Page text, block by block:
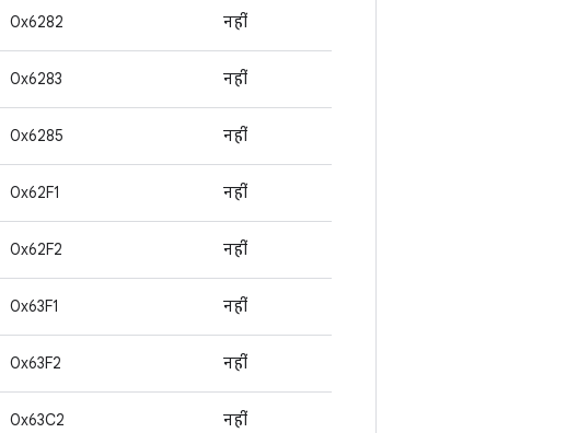
0x6282 नहीं
0x6283 नहीं
0x6285 नहीं
0x62F1 नहीं
0x62F2 नहीं
0x63F1 नहीं
0x63F2 नहीं
0x63C2 नहीं